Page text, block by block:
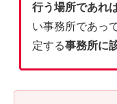
行う場所であれ
い事務所であっ
定する事務所に